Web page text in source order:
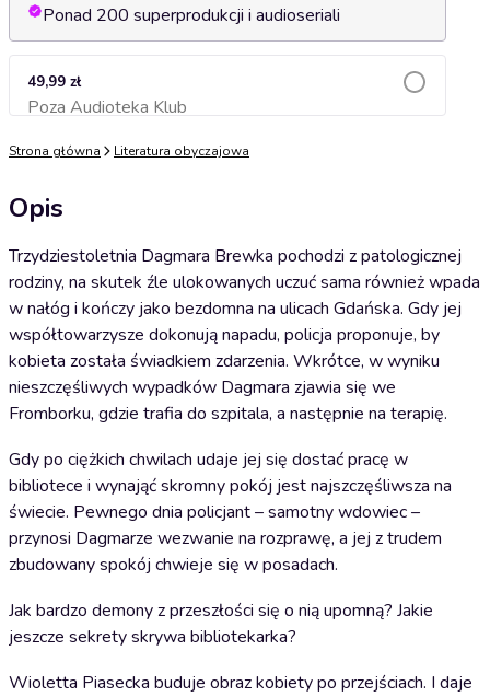
Ponad 200 superprodukcji i audioseriali
49,99 zł
Poza Audioteka KlubDodaj do koszyka
Strona główna Literatura obyczajowa
Opis
Trzydziestoletnia Dagmara Brewka pochodzi z patologicznej
rodziny, na skutek źle ulokowanych uczuć sama również wpada
w nałóg i kończy jako bezdomna na ulicach Gdańska. Gdy jej
współtowarzysze dokonują napadu, policja proponuje, by
kobieta została świadkiem zdarzenia. Wkrótce, w wyniku
nieszczęśliwych wypadków Dagmara zjawia się we
Fromborku, gdzie trafia do szpitala, a następnie na terapię.
Gdy po ciężkich chwilach udaje jej się dostać pracę w
bibliotece i wynająć skromny pokój jest najszczęśliwsza na
świecie. Pewnego dnia policjant – samotny wdowiec –
przynosi Dagmarze wezwanie na rozprawę, a jej z trudem
zbudowany spokój chwieje się w posadach.
Jak bardzo demony z przeszłości się o nią upomną? Jakie
jeszcze sekrety skrywa bibliotekarka?
Wioletta Piasecka buduje obraz kobiety po przejściach. I daje